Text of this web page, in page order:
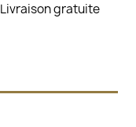
Livraison gratuite